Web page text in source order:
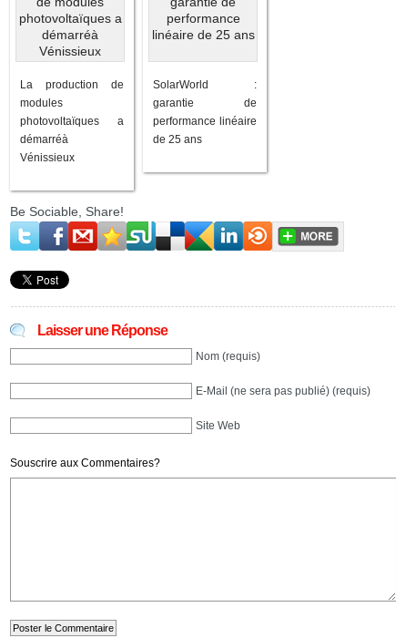
La production de
modules
photovoltaïques a
démarréà
Vénissieux
SolarWorld :
garantie de
performance linéaire
de 25 ans
Be Sociable, Share!
Laisser une Réponse
Nom (requis)
E-Mail (ne sera pas publié) (requis)
Site Web
Souscrire aux Commentaires?